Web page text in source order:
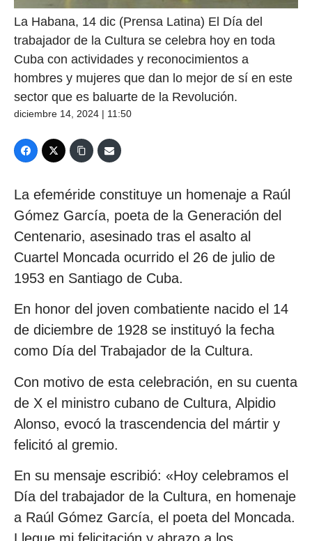
La Habana, 14 dic (Prensa Latina) El Día del
trabajador de la Cultura se celebra hoy en toda
Cuba con actividades y reconocimientos a
hombres y mujeres que dan lo mejor de sí en este
sector que es baluarte de la Revolución.
diciembre 14, 2024 | 11:50
La efeméride constituye un homenaje a Raúl
Gómez García, poeta de la Generación del
Centenario, asesinado tras el asalto al
Cuartel Moncada ocurrido el 26 de julio de
1953 en Santiago de Cuba.
En honor del joven combatiente nacido el 14
de diciembre de 1928 se instituyó la fecha
como Día del Trabajador de la Cultura.
Con motivo de esta celebración, en su cuenta
de X el ministro cubano de Cultura, Alpidio
Alonso, evocó la trascendencia del mártir y
felicitó al gremio.
En su mensaje escribió: «Hoy celebramos el
Día del trabajador de la Cultura, en homenaje
a Raúl Gómez García, el poeta del Moncada.